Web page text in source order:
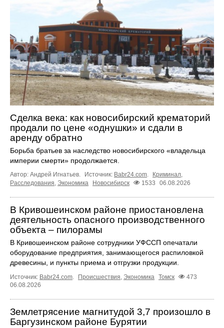
Сделка века: как новосибирский крематорий
продали по цене «однушки» и сдали в
аренду обратно
Борьба братьев за наследство новосибирского «владельца
империи смерти» продолжается.
Автор: Андрей Игнатьев. Источник: Babr24.com. Криминал,
Расследования, Экономика Новосибирск 1533 06.08.2026
В Кривошеинском районе приостановлена
деятельность опасного производственного
объекта – пилорамы
В Кривошеинском районе сотрудники УФССП опечатали
оборудование предприятия, занимающегося распиловкой
древесины, и пункты приема и отгрузки продукции.
Источник: Babr24.com. Происшествия, Экономика Томск
473
06.08.2026
Землетрясение магнитудой 3,7 произошло в
Баргузинском районе Бурятии